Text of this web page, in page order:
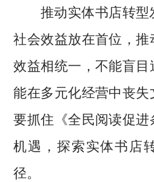
推动实体书店转型
社会效益放在首位，
效益相统一，不能盲
能在多元化经营中丧失
要抓住《全民阅读促
机遇，探索实体书店
径。